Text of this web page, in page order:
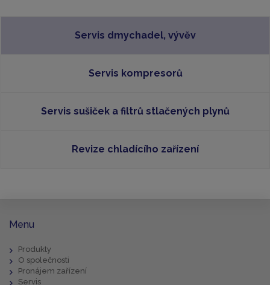
Servis dmychadel, vývěv
Servis kompresorů
Servis sušiček a filtrů stlačených plynů
Revize chladícího zařízení
Menu
Produkty
O společnosti
Pronájem zařízení
Servis